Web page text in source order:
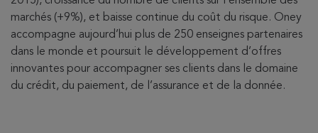
marchés (+9%), et baisse continue du coût du risque. Oney
accompagne aujourd’hui plus de 250 enseignes partenaires
dans le monde et poursuit le développement d’offres
innovantes pour accompagner ses clients dans le domaine
du crédit, du paiement, de l’assurance et de la donnée.